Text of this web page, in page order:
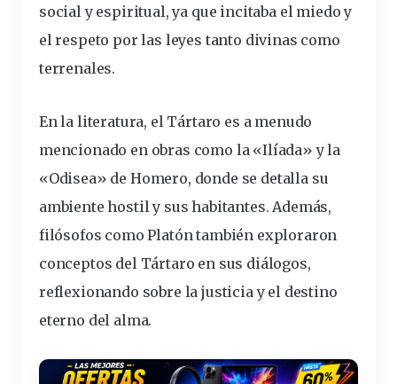
social y espiritual, ya que incitaba el miedo y
el respeto por las leyes tanto divinas como
terrenales.
En la literatura, el Tártaro es a menudo
mencionado en obras como la «Ilíada» y la
«Odisea» de Homero, donde se detalla su
ambiente hostil y sus habitantes. Además,
filósofos como Platón también exploraron
conceptos del Tártaro en sus diálogos,
reflexionando sobre la justicia y el destino
eterno del alma.